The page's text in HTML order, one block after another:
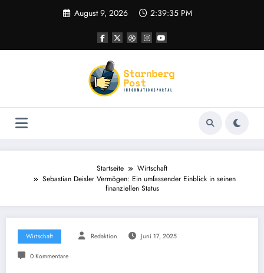
August 9, 2026 2:39:36 PM
Startseite
Wirtschaft
Sebastian Deisler Vermögen: Ein umfassender Einblick in seinen
finanziellen Status
Wirtschaft Redaktion Juni 17, 2025
0 Kommentare